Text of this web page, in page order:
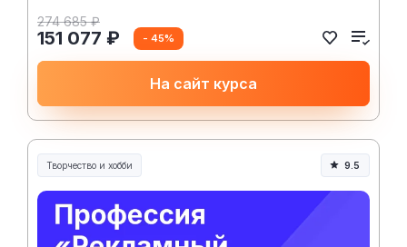
274 685 ₽
151 077 ₽ - 45%
На сайт курса
Творчество и хобби
Творчество, контент и хобби
9.5